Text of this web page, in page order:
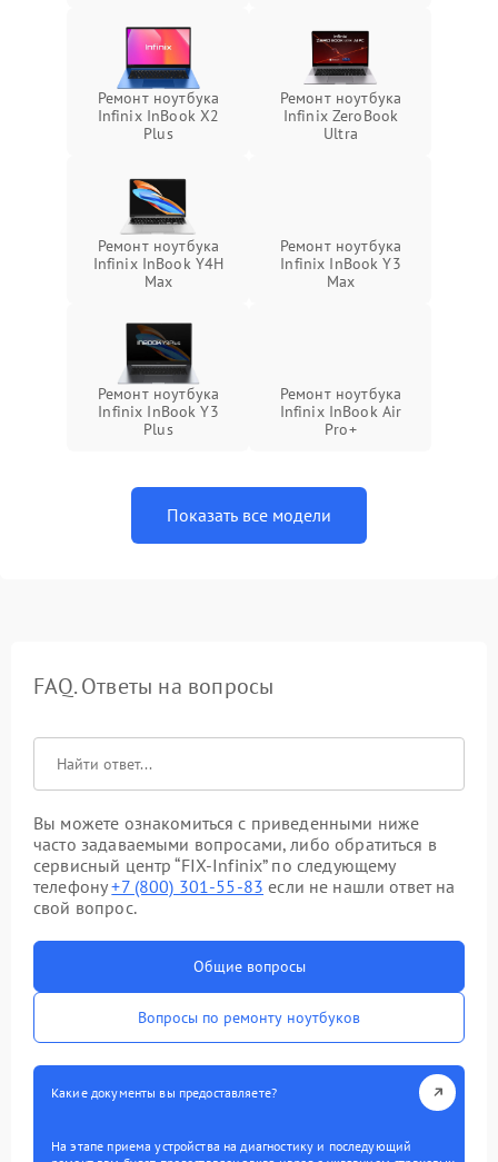
Ремонт ноутбука
Infinix InBook X2
Plus
Ремонт ноутбука
Infinix ZeroBook
Ultra
Ремонт ноутбука
Infinix InBook Y4H
Max
Ремонт ноутбука
Infinix InBook Y3
Max
Ремонт ноутбука
Infinix InBook Y3
Plus
Ремонт ноутбука
Infinix InBook Air
Pro+
Показать все модели
FAQ. Ответы на вопросы
Вы можете ознакомиться с приведенными ниже
часто задаваемыми вопросами, либо обратиться в
сервисный центр “FIX-Infinix” по следующему
телефону+7 (800) 301-55-83 если не нашли ответ на
свой вопрос.
Общие вопросы
Вопросы по ремонту ноутбуков
Какие документы вы предоставляете?
На этапе приема устройства на диагностику и последующий